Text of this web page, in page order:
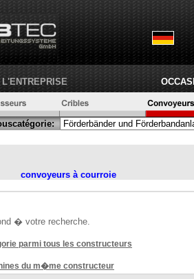
L'ENTREPRISE
convoyeurs à courroie
� votre recherche.
parmi tous les constructeurs
du m�me constructeur